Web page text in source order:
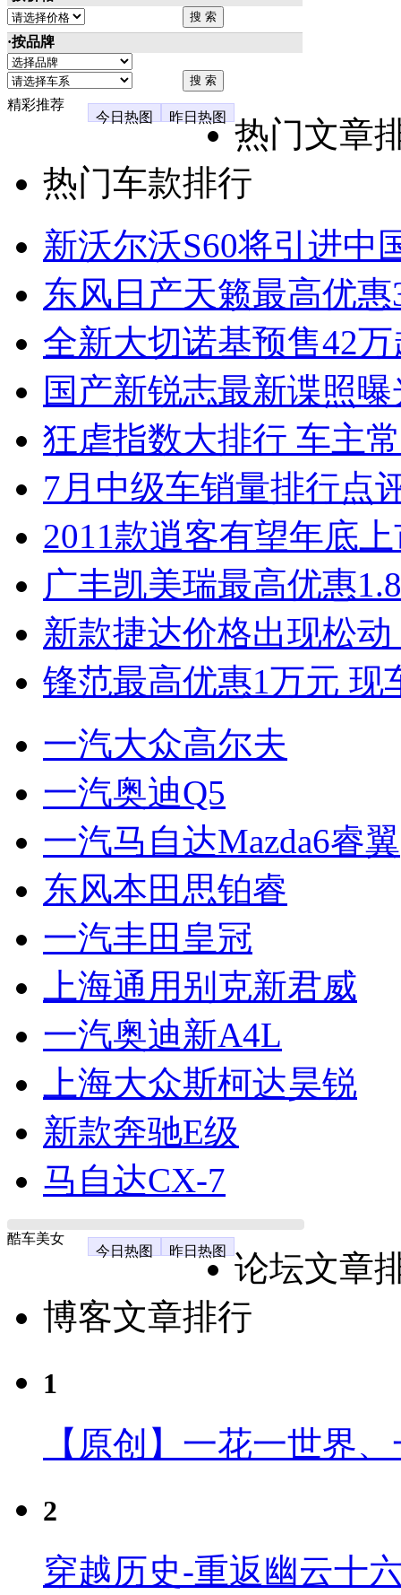
·按品牌
精彩推荐
今日热图
昨日热图
热门文章
热门车款排行
新沃尔沃S60将引进中
东风日产天籁最高优
全新大切诺基预售42
国产新锐志最新谍照
狂虐指数大排行 车主
7月中级车销量排行点
2011款逍客有望年底
广丰凯美瑞最高优惠
新款捷达价格出现松
锋范最高优惠1万元 现
一汽大众高尔夫
一汽奥迪Q5
一汽马自达Mazda6睿翼
东风本田思铂睿
一汽丰田皇冠
上海通用别克新君威
一汽奥迪新A4L
上海大众斯柯达昊锐
新款奔驰E级
马自达CX-7
酷车美女
今日热图
昨日热图
论坛文章
博客文章排行
1
【原创】一花一世界
2
穿越历史-重返幽云十